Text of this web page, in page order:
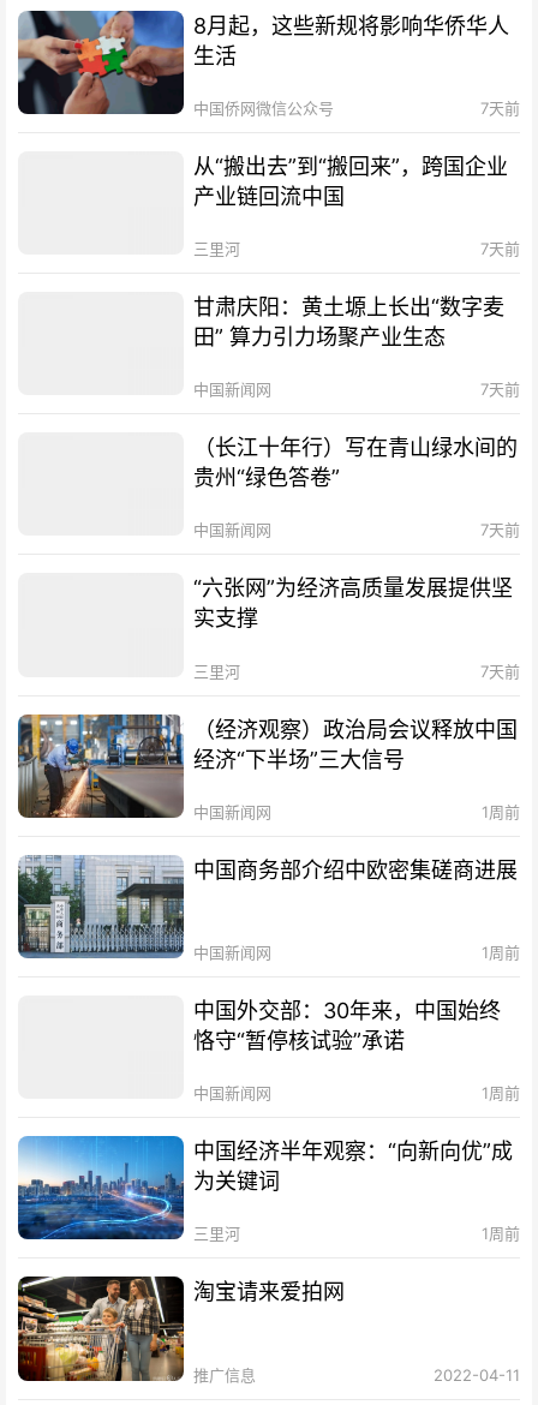
8月起，这些新规将影响华侨华人
生活
中国侨网微信公众号 7天前
从“搬出去”到“搬回来”，跨国企业
产业链回流中国
三里河 7天前
甘肃庆阳：黄土塬上长出“数字麦
田” 算力引力场聚产业生态
中国新闻网 7天前
（长江十年行）写在青山绿水间的
贵州“绿色答卷”
中国新闻网 7天前
“六张网”为经济高质量发展提供坚
实支撑
三里河 7天前
（经济观察）政治局会议释放中国
经济“下半场”三大信号
中国新闻网 1周前
中国商务部介绍中欧密集磋商进展
中国新闻网 1周前
中国外交部：30年来，中国始终
恪守“暂停核试验”承诺
中国新闻网 1周前
中国经济半年观察：“向新向优”成
为关键词
三里河 1周前
淘宝请来爱拍网
推广信息 2022-04-11